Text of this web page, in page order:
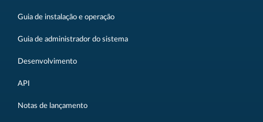
Guia de instalação e operação
Guia de administrador do sistema
Desenvolvimento
API
Notas de lançamento